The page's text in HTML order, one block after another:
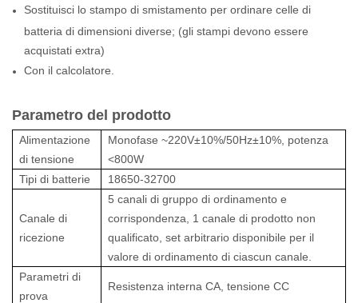
Sostituisci lo stampo di smistamento per ordinare celle di
batteria di dimensioni diverse; (gli stampi devono essere
acquistati extra)
Con il calcolatore.
Parametro del prodotto
Alimentazione
di tensione
Monofase ~220V±10%/50Hz±10%, potenza
<800W
Tipi di batterie
18650-32700
Canale di
ricezione
5 canali di gruppo di ordinamento e
corrispondenza, 1 canale di prodotto non
qualificato, set arbitrario disponibile per il
valore di ordinamento di ciascun canale.
Parametri di
prova
Resistenza interna CA, tensione CC